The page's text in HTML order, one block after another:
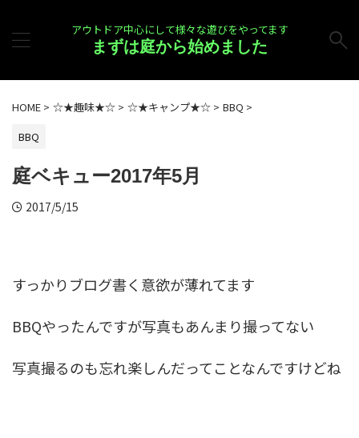
アウトドア中心にして様々な遊びをやってます
まずは庭から始めました
HOME > ☆★趣味★☆ > ☆★キャンプ★☆ > BBQ >
BBQ
庭ベキュー2017年5月
2017/5/15
すっかりブログ書く意欲が薄れてます
BBQやったんですが写真もあんまり撮ってない
写真撮るのも忘れ楽しんだってことなんですけどね